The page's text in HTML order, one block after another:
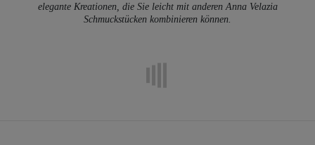
elegante Kreationen, die Sie leicht mit anderen Anna Velazia
Schmuckstücken kombinieren können.